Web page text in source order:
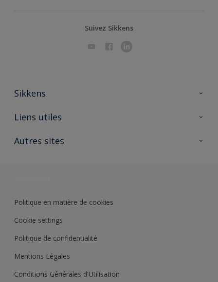
Suivez Sikkens
Sikkens
A propos de Sikkens
Liens utiles
Ouvrir un magasin PASS
Autres sites
Politique en matière de cookies
Cookie settings
Politique de confidentialité
Mentions Légales
Conditions Générales d'Utilisation